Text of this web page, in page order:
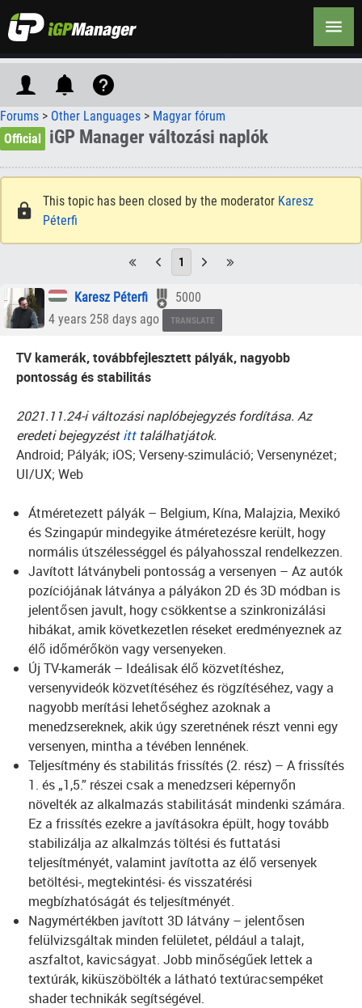
Forums > Other Languages > Magyar fórum
Official
iGP Manager változási naplók
This topic has been closed by the moderator Karesz
Péterfi
1
Karesz Péterfi
5000
4 years 258 days ago
TRANSLATE
TV kamerák, továbbfejlesztett pályák, nagyobb
pontosság és stabilitás
2021.11.24-i változási naplóbejegyzés fordítása. Az
eredeti bejegyzéstitttalálhatjátok.
Android; Pályák; iOS; Verseny-szimuláció; Versenynézet;
UI/UX; Web
Átméretezett pályák – Belgium, Kína, Malajzia, Mexikó
és Szingapúr mindegyike átméretezésre került, hogy
normális útszélességgel és pályahosszal rendelkezzen.
Javított látványbeli pontosság a versenyen – Az autók
pozíciójának látványa a pályákon 2D és 3D módban is
jelentősen javult, hogy csökkentse a szinkronizálási
hibákat, amik következetlen réseket eredményeznek az
élő időmérőkön vagy versenyeken.
Új TV-kamerák – Ideálisak élő közvetítéshez,
versenyvideók közvetítéséhez és rögzítéséhez, vagy a
nagyobb merítási lehetőséghez azoknak a
menedzsereknek, akik úgy szeretnének részt venni egy
versenyen, mintha a tévében lennének.
Teljesítmény és stabilitás frissítés (2. rész) – A frissítés
1. és „1,5.” részei csak a menedzseri képernyőn
növelték az alkalmazás stabilitását mindenki számára.
Ez a frissítés ezekre a javításokra épült, hogy tovább
stabilizálja az alkalmzás töltési és futtatási
teljesítményét, valamint javította az élő versenyek
betöltési-, megtekintési- és visszatérési
megbízhatóságát és teljesítményét.
Nagymértékben javított 3D látvány – jelentősen
felülvizsgáltak minden felületet, például a talajt,
aszfaltot, kavicságyat. Jobb minőségűek lettek a
textúrák, kiküszöbölték a látható textúracsempéket
shader technikák segítségével.